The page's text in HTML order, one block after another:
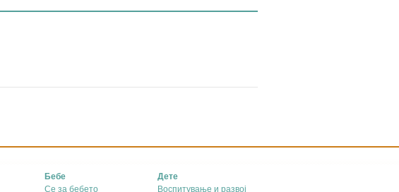
Бебе
Се за бебето
Дете
Воспитување и развој